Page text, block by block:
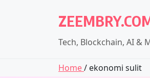
Tech, Blockchain, AI &
Home/ ekonomi sulit